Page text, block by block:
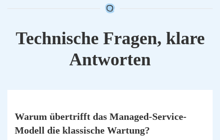
Tech­ni­sche Fra­gen, kla­re
Ant­wor­ten
War­um über­trifft das Mana­ged-Ser­vice-
Modell die klas­si­sche War­tung?